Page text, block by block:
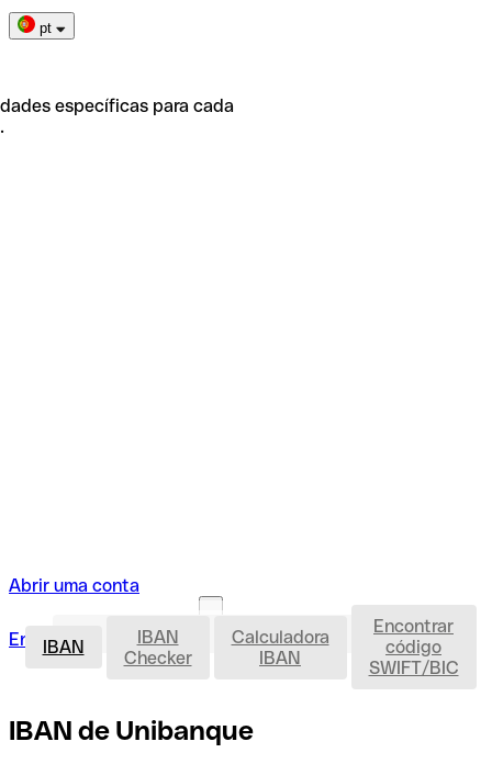
pt
específicas para cada
Abrir uma conta
Entrar Abrir uma conta IBAN
IBAN
IBAN
Checker
Calculadora
IBAN
Encontrar
código
SWIFT/BIC
IBAN de Unibanque